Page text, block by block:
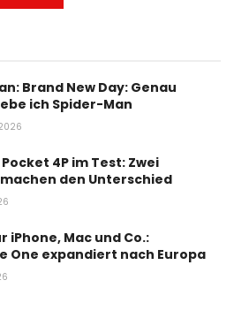
Brand New Day: Genau
ich Spider-Man
4P im Test: Zwei
den Unterschied
iPhone, Mac und Co.:
One expandiert nach Europa